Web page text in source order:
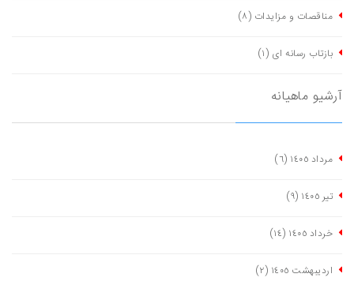
مناقصات و مزایدات (٨)
بازتاب رسانه ای (١)
آرشیو ماهیانه
مرداد ١٤٠٥ (٦)
تیر ١٤٠٥ (٩)
خرداد ١٤٠٥ (١٤)
اردیبهشت ١٤٠٥ (٢)